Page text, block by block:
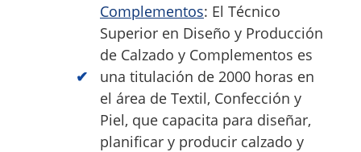
Complementos: El Técnico
Superior en Diseño y Producción
de Calzado y Complementos es
una titulación de 2000 horas en
el área de Textil, Confección y
Piel, que capacita para diseñar,
planificar y producir calzado y